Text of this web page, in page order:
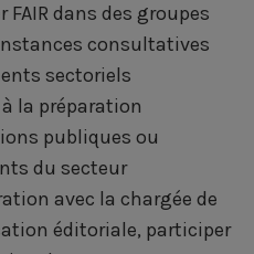
FAIR dans des groupes
consultatives
sectoriels
la préparation
publiques ou
du secteur
avec la chargée de
éditoriale, participer